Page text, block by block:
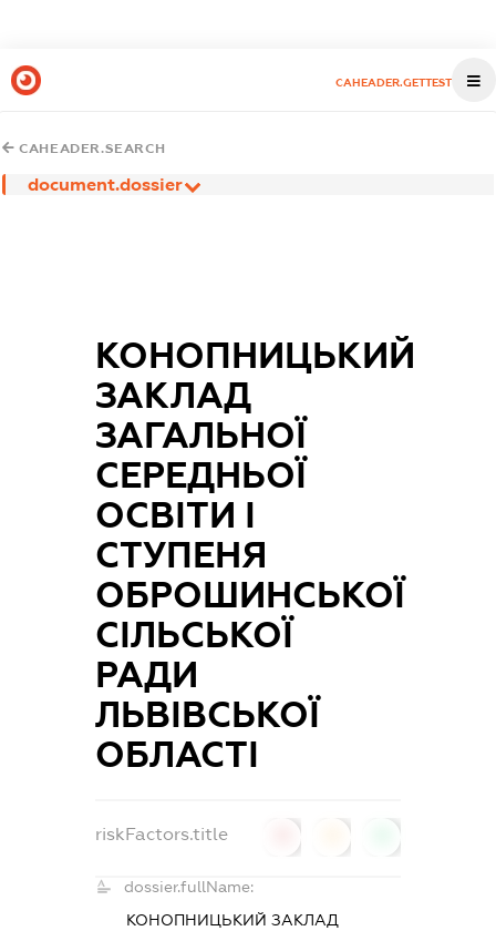
CAHEADER.GETTEST
CAHEADER.SEARCH
document.dossier
КОНОПНИЦЬКИЙ
ЗАКЛАД
ЗАГАЛЬНОЇ
СЕРЕДНЬОЇ
ОСВІТИ І
СТУПЕНЯ
ОБРОШИНСЬКОЇ
СІЛЬСЬКОЇ
РАДИ
ЛЬВІВСЬКОЇ
ОБЛАСТІ
riskFactors.title
dossier.fullName:
КОНОПНИЦЬКИЙ ЗАКЛАД